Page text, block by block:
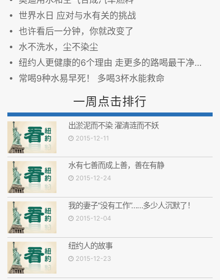
世界水日 应对与水有关的挑战
也许看后一分钟，你就改变了
水不洗水，尘不染尘
纽约人更健康的6个理由 走更多的路喝最干净的水
常喝9种水易早死！ 多喝3杯水能救命
一周点击排行
出淤泥而不染 濯清涟而不妖
2015-12-11
水有七善而成上善，善在有静
2015-12-24
我的妻子“没有工作”……多少人沉默了！
2015-12-04
纽约人的故事
2015-12-23